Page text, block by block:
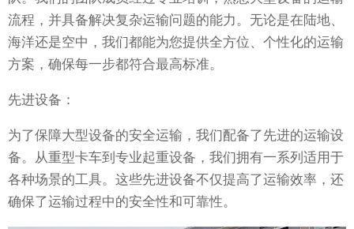
流程，并具备解决复杂运输问题的能力。无论是在陆地、
海洋还是空中，我们都能为您提供全方位、个性化的运输
方案，确保每一步都符合最高标准。
先进设备：
为了保障大型设备的安全运输，我们配备了先进的运输设
备。从重型卡车到专业起重设备，我们拥有一系列适用于
各种场景的工具。这些先进设备不仅提高了运输效率，还
确保了运输过程中的安全性和可靠性。